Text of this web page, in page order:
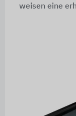
weisen eine